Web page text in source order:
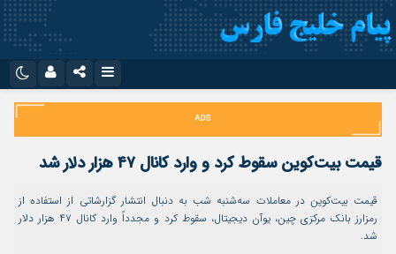
اینستاگرام
تلگرام
سروش
ایتا
نام کاربری یا نشانی ایمیل
رمز عبور
مرا به خاطر بسپار
قیمت بیت‌کوین سقوط کرد و وارد کانال ۴۷ هزار دلار شد
قیمت بیت‌کوین در معاملات سه‌شنبه شب به دنبال انتشار گزارشاتی از استفاده از
رمزارز بانک مرکزی چین، یوآن دیجیتال، سقوط کرد و مجدداً وارد کانال ۴۷ هزار دلار
شد.